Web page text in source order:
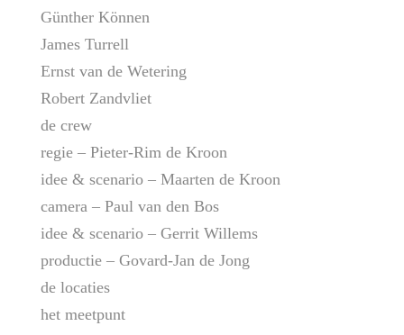
Günther Können
James Turrell
Ernst van de Wetering
Robert Zandvliet
de crew
regie – Pieter-Rim de Kroon
idee & scenario – Maarten de Kroon
camera – Paul van den Bos
idee & scenario – Gerrit Willems
productie – Govard-Jan de Jong
de locaties
het meetpunt